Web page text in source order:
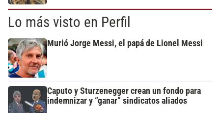
Lo más visto en Perfil
Murió Jorge Messi, el papá de Lionel Messi
Caputo y Sturzenegger crean un fondo para
indemnizar y “ganar” sindicatos aliados